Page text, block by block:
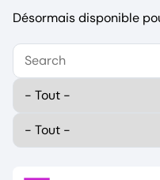
Désormais disponible
Select your first platform to
Type
Publisher (field_publisher)